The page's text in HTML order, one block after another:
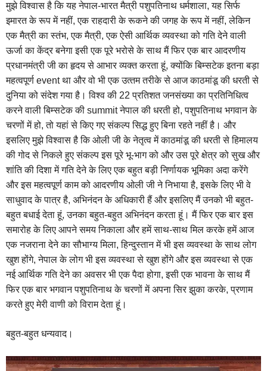
मुझे विश्‍वास है कि यह नेपाल-भारत मैत्री पशुपतिनाथ धर्मशाला, यह सिर्फ
इमारत के रूप में नहीं, एक राहदारी के रूकने की जगह के रूप में नहीं, लेकिन
एक मैत्री का स्‍तंभ, एक मैत्री, एक ऐसी आर्थिक व्‍यवस्‍था को गति देने वाली
ऊर्जा का केंद्र बनेगा इसी एक पूरे भरोसे के साथ मैं फिर एक बार आदरणीय
प्रधानमंत्री जी का हृदय से आभार व्‍यक्‍त करता हूं, क्‍योंकि बिम्‍सटेक इतना बड़ा
महत्‍वपूर्ण event था और वो भी एक उत्‍तम तरीके से आज काठमांडू की धरती से
दुनिया को संदेश गया है। विश्‍व की 22 प्रतिशत जनसंख्‍या का प्रतिनिधित्‍व
करने वाली बिम्‍सटेक की summit नेपाल की धरती हो, पशुपतिनाथ भगवान के
चरणों में हो, तो यहां से किए गए संकल्‍प सिद्ध हुए बिना रहते नहीं है। और
इसलिए मुझे विश्‍वास है कि ओली जी के नेतृत्‍व में काठमांडू की धरती से हिमालय
की गोद से निकले हुए संकल्‍प इस पूरे भू-भाग को और उस पूरे क्षेत्र को सुख और
शांति की दिशा में गति देने के लिए एक बहुत बड़ी निर्णायक भूमिका अदा करेंगे
और इस महत्‍वपूर्ण काम को आदरणीय ओली जी ने निभाया है, इसके लिए भी वे
साधुवाद के पात्र है, अभिनंदन के अधिकारी हैं और इसलिए मैं उनको भी बहुत-
बहुत बधाई देता हूं, उनका बहुत-बहुत अभिनंदन करता हूं। मैं फिर एक बार इस
समारोह के लिए आपने समय निकाला और हमें साथ-साथ मिल करके हमें आज
एक नजराना देने का सौभाग्‍य मिला, हिन्‍दुस्‍तान में भी इस व्‍यवस्‍था के साथ लोग
खुश होंगे, नेपाल के लोग भी इस व्‍यवस्‍था से खुश होंगे और इस व्‍यवस्‍था से एक
नई आर्थिक गति देने का अवसर भी एक पैदा होगा, इसी एक भावना के साथ मैं
फिर एक बार भगवान पशुपतिनाथ के चरणों में अपना सिर झुका करके, प्रणाम
करते हुए मेरी वाणी को विराम देता हूं।
बहुत-बहुत धन्‍यवाद।